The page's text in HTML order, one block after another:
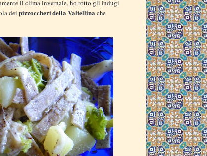
il clima invernale, ho rotto gli indugi
dei pizzoccheri della Valtellina che